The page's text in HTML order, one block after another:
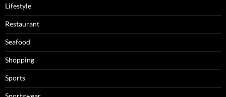
Lifestyle
Restaurant
Seafood
Shopping
Sports